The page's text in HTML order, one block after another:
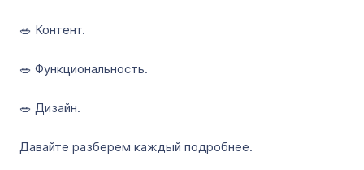
🥗 Контент.
🥗 Функциональность.
🥗 Дизайн.
Давайте разберем каждый подробнее.